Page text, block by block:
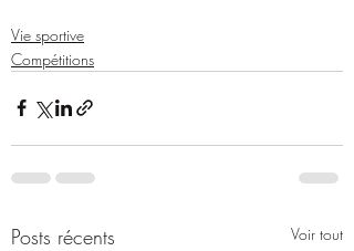
Vie sportive
Compétitions
Posts récents Voir tout